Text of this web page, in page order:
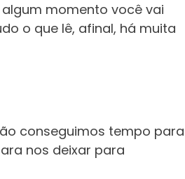
momento você vai
o que lê, afinal, há muita
conseguimos tempo para
nos deixar para